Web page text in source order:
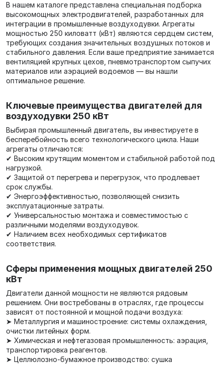
В нашем каталоге представлена специальная подборка
высокомощных электродвигателей, разработанных для
интеграции в промышленные воздуходувки. Агрегаты
мощностью 250 киловатт (кВт) являются сердцем систем,
требующих создания значительных воздушных потоков и
стабильного давления. Если ваше предприятие занимается
вентиляцией крупных цехов, пневмотранспортом сыпучих
материалов или аэрацией водоемов — вы нашли
оптимальное решение.
Ключевые преимущества двигателей для
воздуходувки 250 кВт
Выбирая промышленный двигатель, вы инвестируете в
бесперебойность всего технологического цикла. Наши
агрегаты отличаются:
✔ Высоким крутящим моментом и стабильной работой под
нагрузкой.
✔ Защитой от перегрева и перегрузок, что продлевает
срок службы.
✔ Энергоэффективностью, позволяющей снизить
эксплуатационные затраты.
✔ Универсальностью монтажа и совместимостью с
различными моделями воздуходувок.
✔ Наличием всех необходимых сертификатов
соответствия.
Сферы применения мощных двигателей 250
кВт
Двигатели данной мощности не являются рядовым
решением. Они востребованы в отраслях, где процессы
зависят от постоянной и мощной подачи воздуха:
➤ Металлургия и машиностроение: системы охлаждения,
очистки литейных форм.
➤ Химическая и нефтегазовая промышленность: аэрация,
транспортировка реагентов.
➤ Целлюлозно-бумажное производство: сушка